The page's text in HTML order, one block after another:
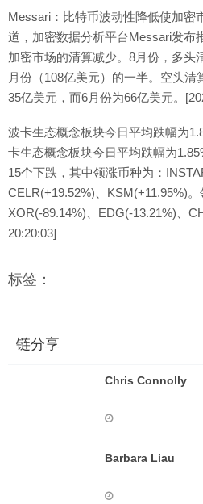
Messari：比特币波动性降低使加密
道，加密数据分析平台Messari发布
加密市场的清算减少。8月份，多头
月份（108亿美元）的一半。空头
35亿美元，而6月份为66亿美元。
波卡生态概念板块今日平均跌幅为
卡生态概念板块今日平均跌幅为
15个下跌，其中领涨币种为：
CELR(+19.52%)、KSM(+11.95%)。
XOR(-89.14%)、EDG(-13.21%)、
20:20:03]
标签：
链分享
Chris Connolly
Barbara Liau